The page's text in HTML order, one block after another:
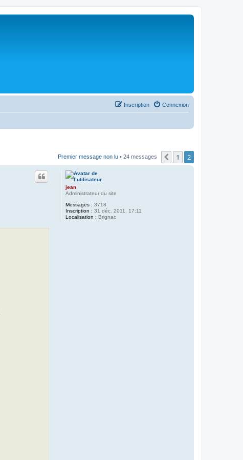
Connexion
Inscription
Premier message non lu • 24 messages Précédent
1 2
jean
Administrateur du site
Messages : 3718
Inscription : 31 déc. 2011, 17:11
Localisation : Brignac